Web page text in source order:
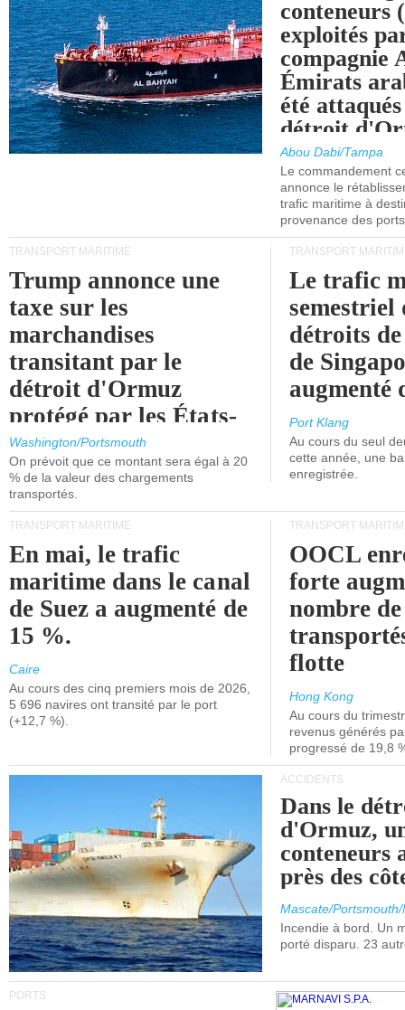
conteneurs
exploités
compagnie
Émirats
été
détroit
Abou Dabi/Tampa
Le commandement
annonce le
trafic maritime à
provenance des
TRANSPORT MARITIME
Trump annonce une
taxe sur les
marchandises
transitant par le
détroit d'Ormuz
protégé par les États-
Unis.
Washington/Portsmouth
On prévoit que ce montant sera égal à 20
% de la valeur des chargements
transportés.
TRANSPORT
Le trafic
semestriel
détroits
de
augmenté
Port Klang
Au cours du seul
cette année, une
enregistrée.
TRANSPORT MARITIME
En mai, le trafic
maritime dans le canal
de Suez a augmenté de
15 %.
Caire
Au cours des cinq premiers mois de 2026,
5 696 navires ont transité par le port
(+12,7 %).
TRANSPORT
OOCL
forte
nombre
flotte
Hong Kong
Au cours du
revenus générés
progressé de 19,8
ACCIDENTS
Dans le
d'Ormuz,
conteneurs
près des
Mascate/
Incendie à bord. Un
porté disparu. 23
PORTS